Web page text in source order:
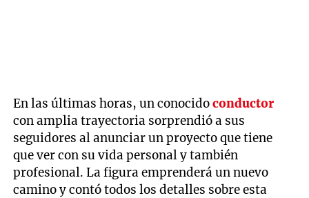
En las últimas horas, un conocidoconductor
con amplia trayectoria sorprendió a sus
seguidores al anunciar un proyecto que tiene
que ver con su vida personal y también
profesional. La figura emprenderá un nuevo
camino y contó todos los detalles sobre esta